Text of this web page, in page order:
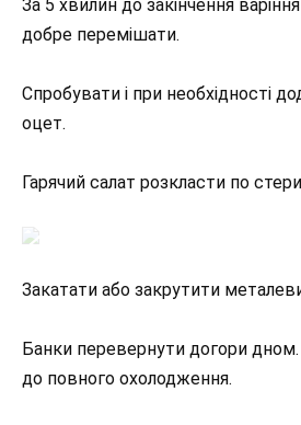
За 5 хвилин до закінчення
добре перемішати.
Спробувати і при необхідності
оцет.
Гарячий салат розкласти по
Закатати або закрутити
Банки перевернути догори
до повного охолодження.